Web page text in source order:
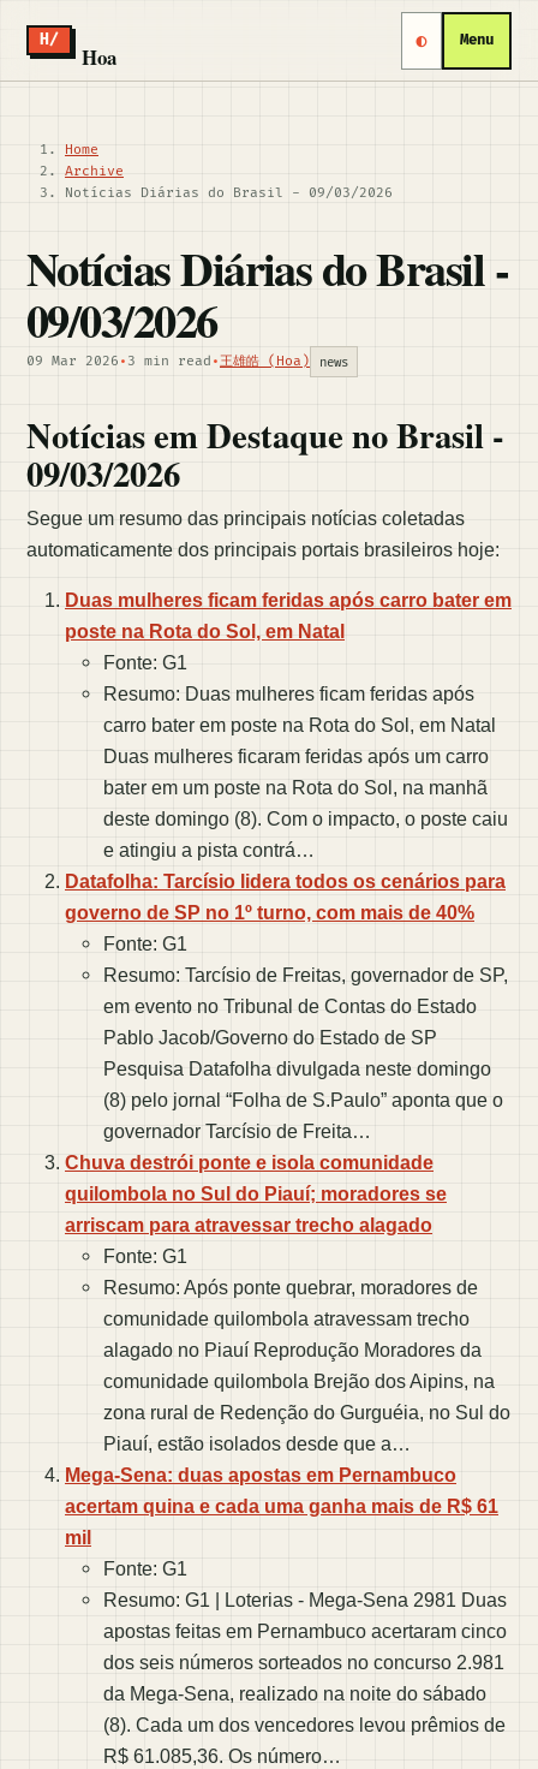
H/
Hoa
◐ Menu
Home
Archive
Notícias Diárias do Brasil - 09/03/2026
Notícias Diárias do Brasil -
09/03/2026
09 Mar 2026 • 3 min read • 王雄皓 (Hoa) news
Notícias em Destaque no Brasil -
09/03/2026
Segue um resumo das principais notícias coletadas
automaticamente dos principais portais brasileiros hoje:
Duas mulheres ficam feridas após carro bater em
poste na Rota do Sol, em Natal
Fonte: G1
Resumo: Duas mulheres ficam feridas após
carro bater em poste na Rota do Sol, em Natal
Duas mulheres ficaram feridas após um carro
bater em um poste na Rota do Sol, na manhã
deste domingo (8). Com o impacto, o poste caiu
e atingiu a pista contrá…
Datafolha: Tarcísio lidera todos os cenários para
governo de SP no 1º turno, com mais de 40%
Fonte: G1
Resumo: Tarcísio de Freitas, governador de SP,
em evento no Tribunal de Contas do Estado
Pablo Jacob/Governo do Estado de SP
Pesquisa Datafolha divulgada neste domingo
(8) pelo jornal “Folha de S.Paulo” aponta que o
governador Tarcísio de Freita…
Chuva destrói ponte e isola comunidade
quilombola no Sul do Piauí; moradores se
arriscam para atravessar trecho alagado
Fonte: G1
Resumo: Após ponte quebrar, moradores de
comunidade quilombola atravessam trecho
alagado no Piauí Reprodução Moradores da
comunidade quilombola Brejão dos Aipins, na
zona rural de Redenção do Gurguéia, no Sul do
Piauí, estão isolados desde que a…
Mega-Sena: duas apostas em Pernambuco
acertam quina e cada uma ganha mais de R$ 61
mil
Fonte: G1
Resumo: G1 | Loterias - Mega-Sena 2981 Duas
apostas feitas em Pernambuco acertaram cinco
dos seis números sorteados no concurso 2.981
da Mega-Sena, realizado na noite do sábado
(8). Cada um dos vencedores levou prêmios de
R$ 61.085,36. Os número…